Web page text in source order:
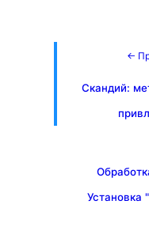
←
Скандий:
Установка